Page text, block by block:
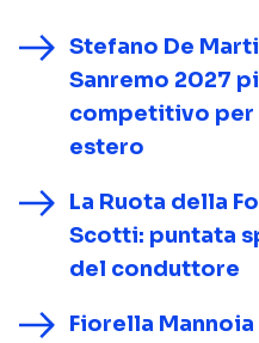
Stefano De
Sanremo 2027
competitivo per
estero
La Ruota della
Scotti: puntata
del conduttore
Fiorella